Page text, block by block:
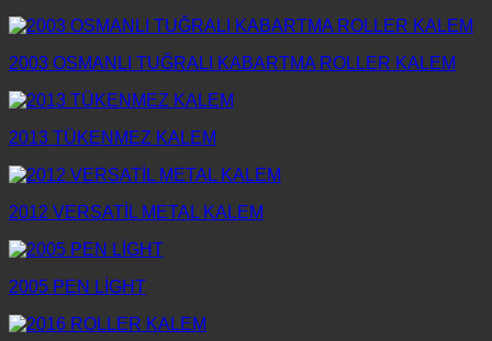
2003 OSMANLI TUĞRALI KABARTMA ROLLER KALEM
2013 TÜKENMEZ KALEM
2012 VERSATİL METAL KALEM
2005 PEN LİGHT